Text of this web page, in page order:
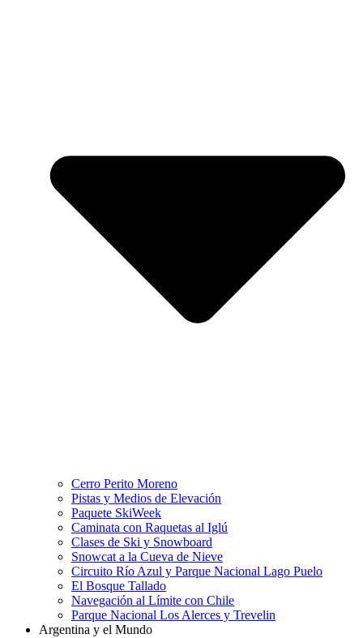
Cerro Perito Moreno
Pistas y Medios de Elevación
Paquete SkiWeek
Caminata con Raquetas al Iglú
Clases de Ski y Snowboard
Snowcat a la Cueva de Nieve
Circuito Río Azul y Parque Nacional Lago Puelo
El Bosque Tallado
Navegación al Límite con Chile
Parque Nacional Los Alerces y Trevelin
Argentina y el Mundo